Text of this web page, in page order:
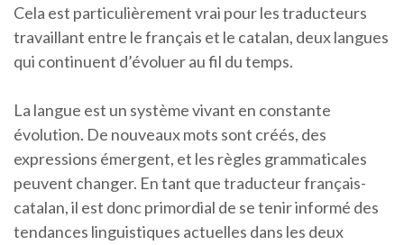
Cela est particulièrement vrai pour les traducteurs
travaillant entre le français et le catalan, deux langues
qui continuent d’évoluer au fil du temps.
La langue est un système vivant en constante
évolution. De nouveaux mots sont créés, des
expressions émergent, et les règles grammaticales
peuvent changer. En tant que traducteur français-
catalan, il est donc primordial de se tenir informé des
tendances linguistiques actuelles dans les deux